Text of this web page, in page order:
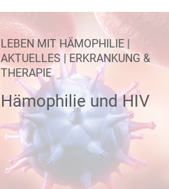
LEBEN MIT HÄMOPHILIE|
AKTUELLES | ERKRANKUNG &
THERAPIE
Hämophilie und HIV